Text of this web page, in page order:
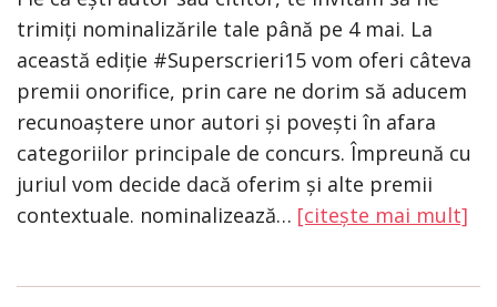
trimiți nominalizările tale până pe 4 mai. La
această ediție #Superscrieri15 vom oferi câteva
premii onorifice, prin care ne dorim să aducem
recunoaștere unor autori și povești în afara
categoriilor principale de concurs. Împreună cu
juriul vom decide dacă oferim și alte premii
contextuale. nominalizează… [citește mai mult]